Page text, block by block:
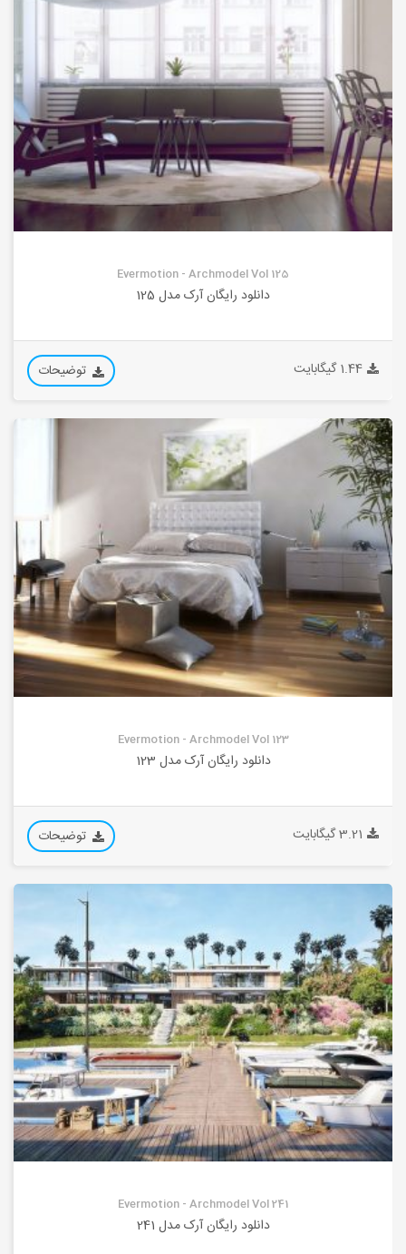
Evermotion - Archmodel Vol 125
دانلود رایگان آرک مدل 125
1.44 گیگابایت توضیحات
Evermotion - Archmodel Vol 123
دانلود رایگان آرک مدل 123
3.21 گیگابایت توضیحات
Evermotion - Archmodel Vol 241
دانلود رایگان آرک مدل 241